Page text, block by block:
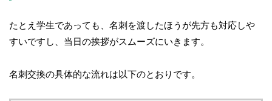
たとえ学生であっても、名刺を渡したほうが先方も対応しや
すいですし、当日の挨拶がスムーズにいきます。
名刺交換の具体的な流れは以下のとおりです。